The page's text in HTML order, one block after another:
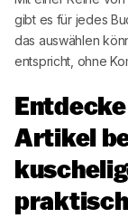
gibt es für jedes
das auswählen
entspricht, ohne
Artikel